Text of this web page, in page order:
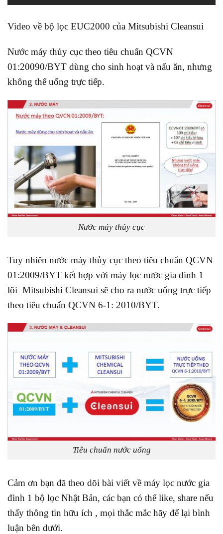
Video về bộ lọc EUC2000 của Mitsubishi Cleansui
Nước máy thủy cục theo tiêu chuẩn QCVN
01:20090/BYT dùng cho sinh hoạt và nấu ăn, nhưng
không thể uống trực tiếp.
Nước máy thủy cục
Tuy nhiên nước máy thủy cục theo tiêu chuẩn QCVN
01:2009/BYT kết hợp với máy lọc nước gia đình 1
lõi Mitsubishi Cleansui sẽ cho ra nước uống trực tiếp
theo tiêu chuẩn QCVN 6-1: 2010/BYT.
Tiêu chuẩn nước uống
Cảm ơn bạn đã theo dõi bài viết về máy lọc nước gia
đình 1 bộ lọc Nhật Bản, các bạn có thể like, share nếu
thấy thông tin hữu ích , mọi thắc mắc hãy để lại bình
luận bên dưới.